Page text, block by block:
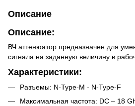
Описание
Описание:
ВЧ аттенюатор предназначен для
сигнала на заданную величину в
Характеристики:
Разъемы: N-Type-M - N-Type-F
Максимальная частота: DC – 18